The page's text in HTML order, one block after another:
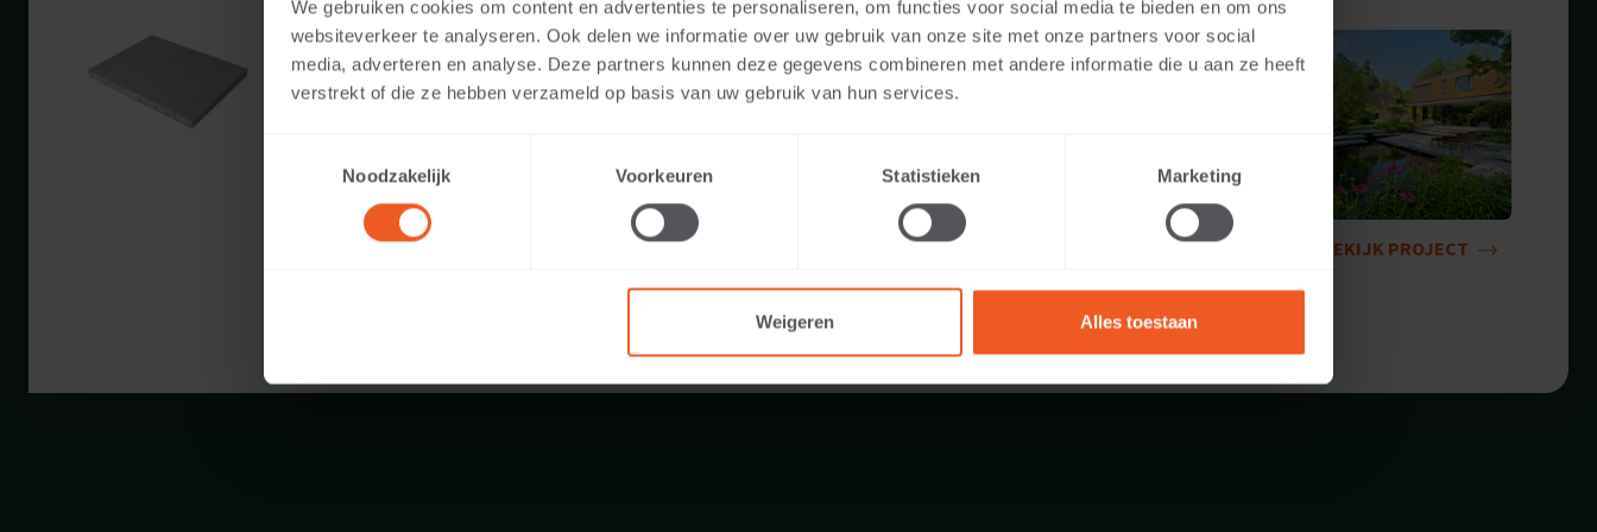
We gebruiken cookies om content en advertenties te personaliseren, om functies voor social media te bieden en om ons
websiteverkeer te analyseren. Ook delen we informatie over uw gebruik van onze site met onze partners voor social
media, adverteren en analyse. Deze partners kunnen deze gegevens combineren met andere informatie die u aan ze heeft
verstrekt of die ze hebben verzameld op basis van uw gebruik van hun services.
Noodzakelijk
Voorkeuren Statistieken Marketing
Weigeren Alles toestaan
Beschikbare kleuren:
Toepasbaar voor:
Gewicht:
BEKIJK PROJECT